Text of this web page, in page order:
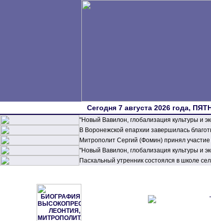
Сегодня 7 августа 2026 года,
"Новый Вавилон, глобализация культуры и
В Воронежской епархии завершилась
Митрополит Сергий (Фомин) принял
"Новый Вавилон, глобализация культуры и
Пасхальный утренник состоялся в школе